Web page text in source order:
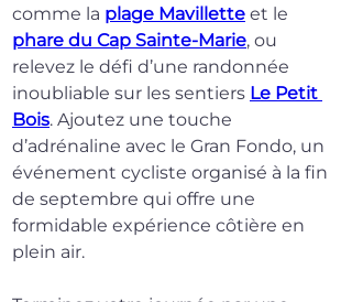
comme la plage Mavillette et le
phare du Cap Sainte-Marie, ou
relevez le défi d’une randonnée
inoubliable sur les sentiers Le Petit
Bois. Ajoutez une touche
d’adrénaline avec le Gran Fondo, un
événement cycliste organisé à la fin
de septembre qui offre une
formidable expérience côtière en
plein air.